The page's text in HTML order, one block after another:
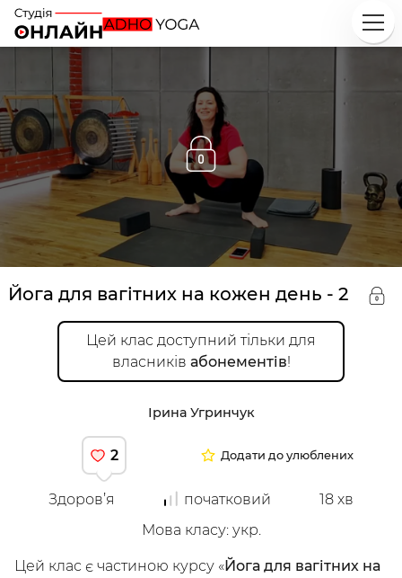
Досліджуй
Курси Плейлисти
Інструктори
Йога для вагітних на кожен день - 2
Цей клас доступний тільки для
власників абонементів!
Ірина Угринчук
2 Додати до улюблених
Здоров’я початковий 18 хв
Мова класу: укр.
Цей клас є частиною курсу «Йога для вагітних на